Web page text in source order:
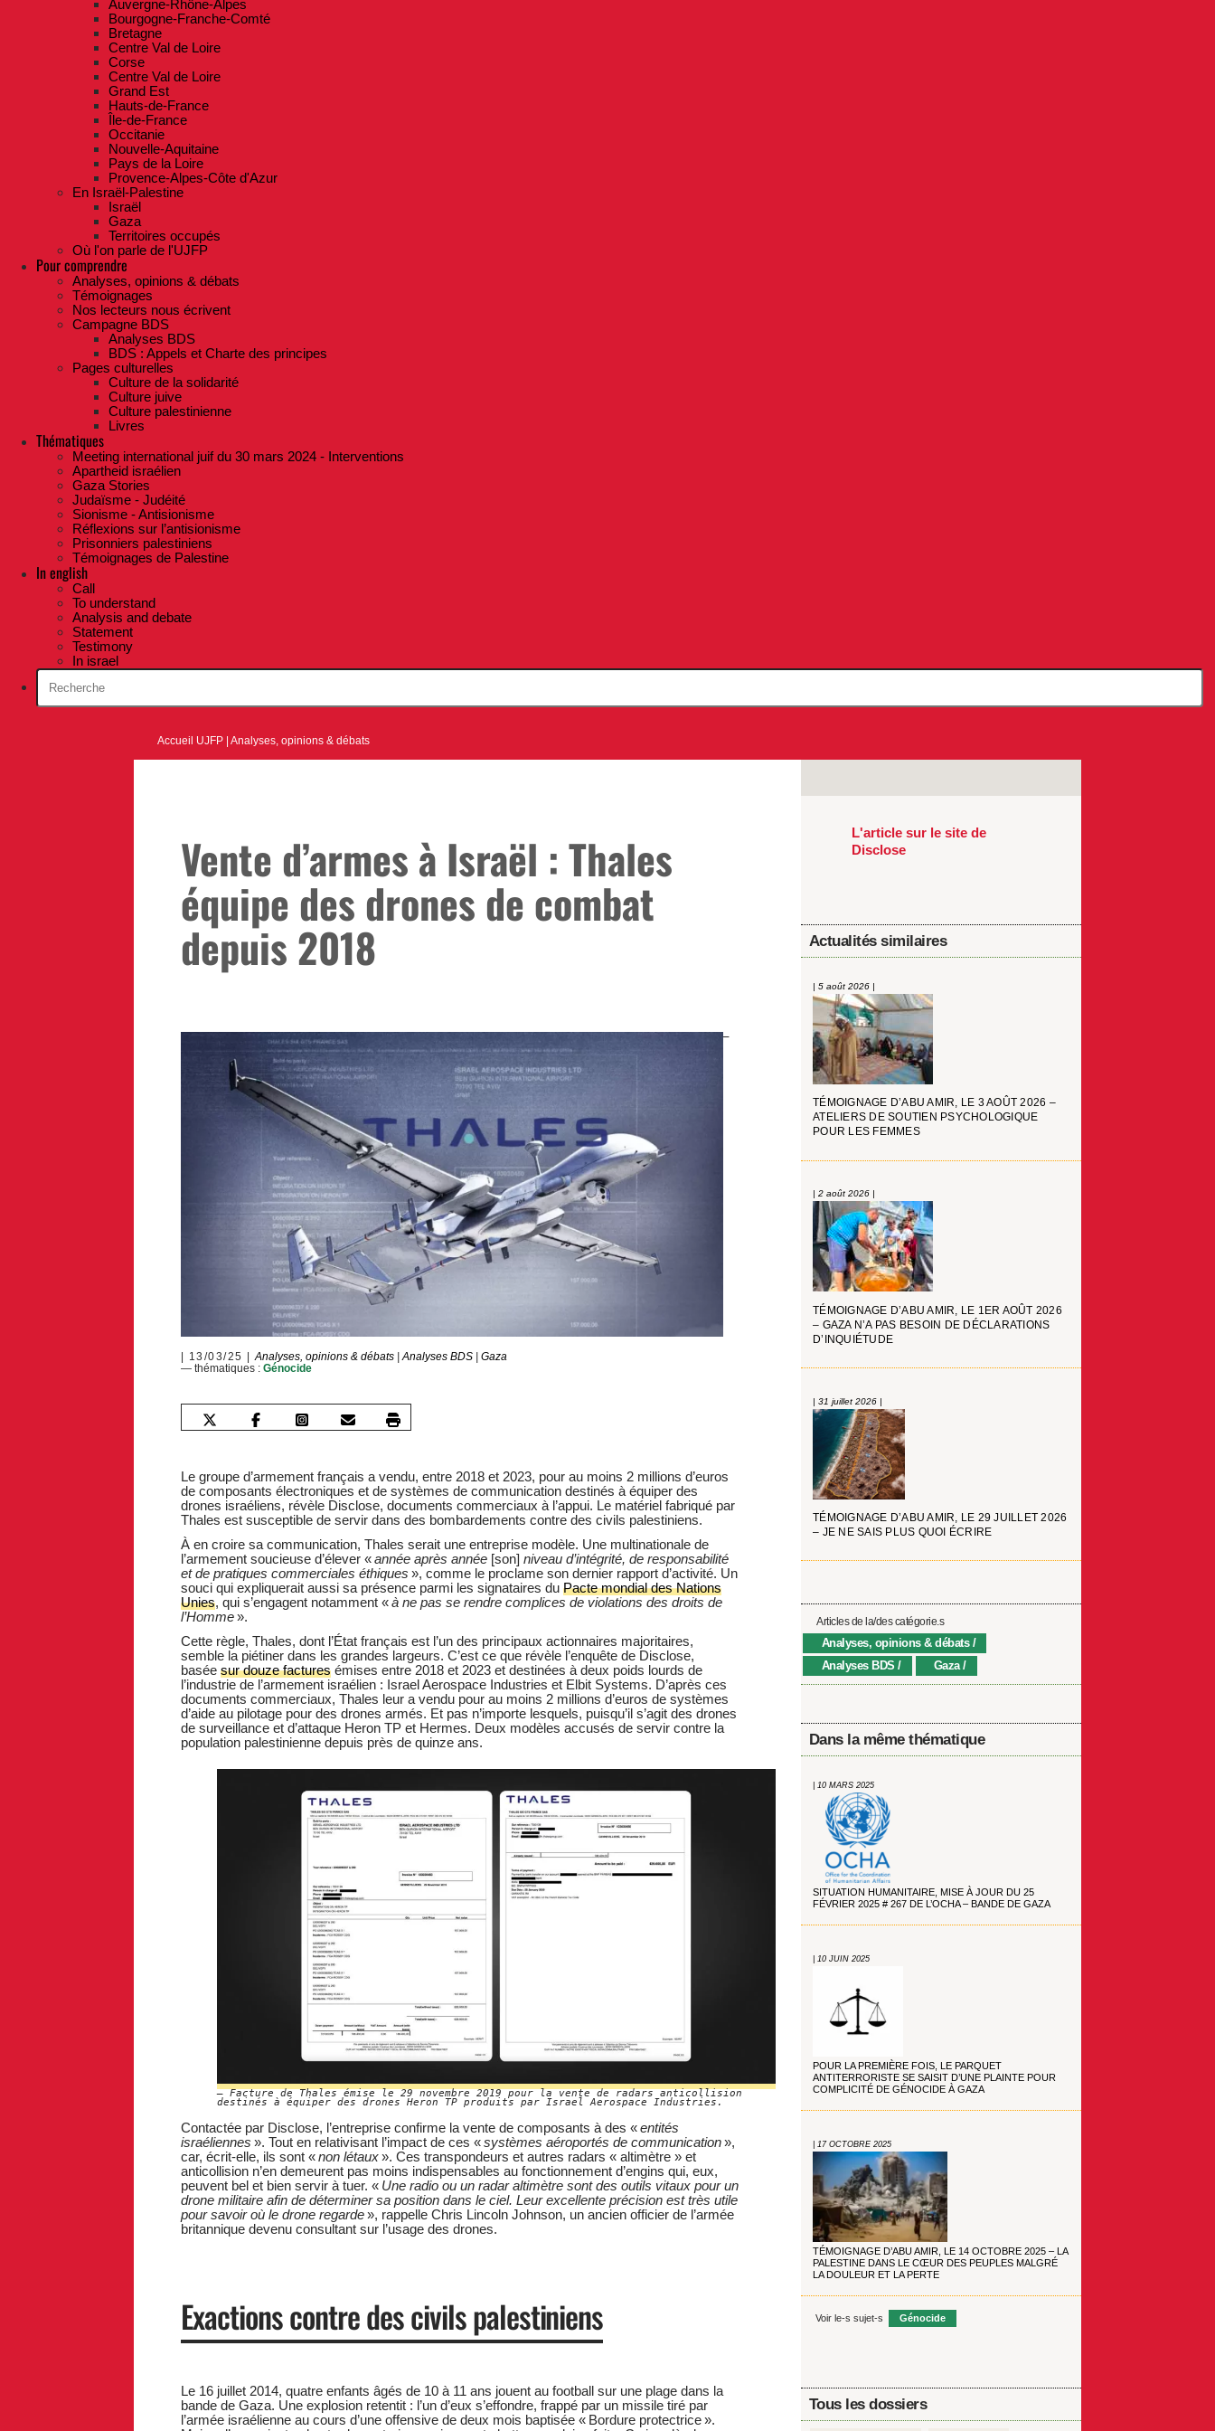
Auvergne-Rhône-Alpes
Bourgogne-Franche-Comté
Bretagne
Centre Val de Loire
Corse
Centre Val de Loire
Grand Est
Hauts-de-France
Île-de-France
Occitanie
Nouvelle-Aquitaine
Pays de la Loire
Provence-Alpes-Côte d'Azur
En Israël-Palestine
Israël
Gaza
Territoires occupés
Où l'on parle de l'UJFP
Pour comprendre
Analyses, opinions & débats
Témoignages
Nos lecteurs nous écrivent
Campagne BDS
Analyses BDS
BDS : Appels et Charte des principes
Pages culturelles
Culture de la solidarité
Culture juive
Culture palestinienne
Livres
Thématiques
Meeting international juif du 30 mars 2024 - Interventions
Apartheid israélien
Gaza Stories
Judaïsme - Judéité
Sionisme - Antisionisme
Réflexions sur l’antisionisme
Prisonniers palestiniens
Témoignages de Palestine
In english
Call
To understand
Analysis and debate
Statement
Testimony
In israel
Accueil UJFP |Analyses, opinions & débats
Vente d’armes à Israël : Thales
équipe des drones de combat
depuis 2018
13/03/25 Analyses, opinions & débats |Analyses BDS |Gaza
— thématiques : Génocide
Le groupe d’armement français a vendu, entre 2018 et 2023, pour au moins 2 millions d’euros
de composants électroniques et de systèmes de communication destinés à équiper des
drones israéliens, révèle Disclose, documents commerciaux à l’appui. Le matériel fabriqué par
Thales est susceptible de servir dans des bombardements contre des civils palestiniens.
À en croire sa communication, Thales serait une entreprise modèle. Une multinationale de
l’armement soucieuse d’élever «année après année[son] niveau d’intégrité, de responsabilité
et de pratiques commerciales éthiques », comme le proclame son dernier rapport d’activité. Un
souci qui expliquerait aussi sa présence parmi les signataires du Pacte mondial des Nations
Unies, qui s’engagent notamment «à ne pas se rendre complices de violations des droits de
l’Homme».
Cette règle, Thales, dont l’État français est l’un des principaux actionnaires majoritaires,
semble la piétiner dans les grandes largeurs. C’est ce que révèle l’enquête de Disclose,
basée sur douze facturesémises entre 2018 et 2023 et destinées à deux poids lourds de
l’industrie de l’armement israélien : Israel Aerospace Industries et Elbit Systems. D’après ces
documents commerciaux, Thales leur a vendu pour au moins 2 millions d’euros de systèmes
d’aide au pilotage pour des drones armés. Et pas n’importe lesquels, puisqu’il s’agit des drones
de surveillance et d’attaque Heron TP et Hermes. Deux modèles accusés de servir contre la
population palestinienne depuis près de quinze ans.
Facture de Thales émise le 29 novembre 2019 pour la vente de radars anticollision
destinés à équiper des drones Heron TP produits par Israel Aerospace Industries.
Contactée par Disclose, l’entreprise confirme la vente de composants à des «entités
israéliennes ». Tout en relativisant l’impact de ces «systèmes aéroportés de communication»,
car, écrit-elle, ils sont «non létaux». Ces transpondeurs et autres radars « altimètre » et
anticollision n’en demeurent pas moins indispensables au fonctionnement d’engins qui, eux,
peuvent bel et bien servir à tuer. « Une radio ou un radar altimètre sont des outils vitaux pour un
drone militaire afin de déterminer sa position dans le ciel. Leur excellente précision est très utile
pour savoir où le drone regarde», rappelle Chris Lincoln Johnson, un ancien officier de l’armée
britannique devenu consultant sur l’usage des drones.
Exactions contre des civils palestiniens
Le 16 juillet 2014, quatre enfants âgés de 10 à 11 ans jouent au football sur une plage dans la
bande de Gaza. Une explosion retentit : l’un d’eux s’effondre, frappé par un missile tiré par
l’armée israélienne au cours d’une offensive de deux mois baptisée « Bordure protectrice ».
L'article sur le site de
Disclose
Actualités similaires
| 5 août 2026 |
TÉMOIGNAGE D’ABU AMIR, LE 3 AOÛT 2026 –
ATELIERS DE SOUTIEN PSYCHOLOGIQUE
POUR LES FEMMES
| 2 août 2026 |
TÉMOIGNAGE D’ABU AMIR, LE 1ER AOÛT 2026
– GAZA N’A PAS BESOIN DE DÉCLARATIONS
D’INQUIÉTUDE
| 31 juillet 2026 |
TÉMOIGNAGE D’ABU AMIR, LE 29 JUILLET 2026
– JE NE SAIS PLUS QUOI ÉCRIRE
Articles de la/des catégorie.s
Analyses, opinions & débats
Analyses BDS
Gaza
Dans la même thématique
| 10 MARS 2025
SITUATION HUMANITAIRE, MISE À JOUR DU 25
FÉVRIER 2025 # 267 DE L’OCHA – BANDE DE GAZA
| 10 JUIN 2025
POUR LA PREMIÈRE FOIS, LE PARQUET
ANTITERRORISTE SE SAISIT D’UNE PLAINTE POUR
COMPLICITÉ DE GÉNOCIDE À GAZA
| 17 OCTOBRE 2025
TÉMOIGNAGE D’ABU AMIR, LE 14 OCTOBRE 2025 – LA
PALESTINE DANS LE CŒUR DES PEUPLES MALGRÉ
LA DOULEUR ET LA PERTE
Voir le-s sujet-s Génocide
Tous les dossiers